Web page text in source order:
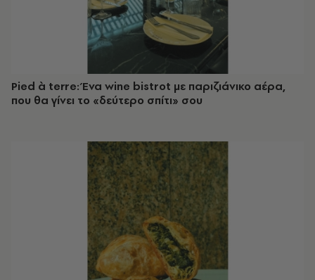
Pied à terre: Ένα wine bistrot με παριζιάνικο αέρα,
που θα γίνει το «δεύτερο σπίτι» σου